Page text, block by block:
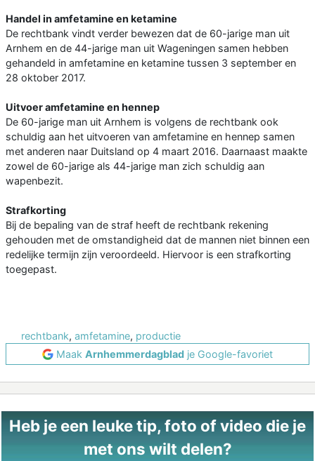
Handel in amfetamine en ketamine
De rechtbank vindt verder bewezen dat de 60-jarige man uit
Arnhem en de 44-jarige man uit Wageningen samen hebben
gehandeld in amfetamine en ketamine tussen 3 september en
28 oktober 2017.
Uitvoer amfetamine en hennep
De 60-jarige man uit Arnhem is volgens de rechtbank ook
schuldig aan het uitvoeren van amfetamine en hennep samen
met anderen naar Duitsland op 4 maart 2016. Daarnaast maakte
zowel de 60-jarige als 44-jarige man zich schuldig aan
wapenbezit.
Strafkorting
Bij de bepaling van de straf heeft de rechtbank rekening
gehouden met de omstandigheid dat de mannen niet binnen een
redelijke termijn zijn veroordeeld. Hiervoor is een strafkorting
toegepast.
rechtbank, amfetamine, productie
Maak Arnhemmerdagblad je Google-favoriet
Heb je een leuke tip, foto of video die je
met ons wilt delen?